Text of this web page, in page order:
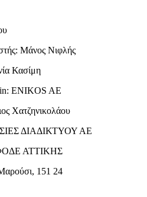
Μάνος Νιφλής
Κασίμη
ENIKOS AE
Χατζηνικολάου
ΔΙΑΔΙΚΤΥΟΥ ΑΕ
ΑΤΤΙΚΗΣ
151 24